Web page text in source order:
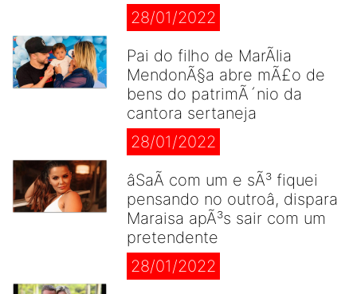
28/01/2022
Pai do filho de MarÃ­lia
MendonÃ§a abre mÃ£o de
bens do patrimÃ´nio da
cantora sertaneja
28/01/2022
âSaÃ­ com um e sÃ³ fiquei
pensando no outroâ, dispara
Maraisa apÃ³s sair com um
pretendente
28/01/2022